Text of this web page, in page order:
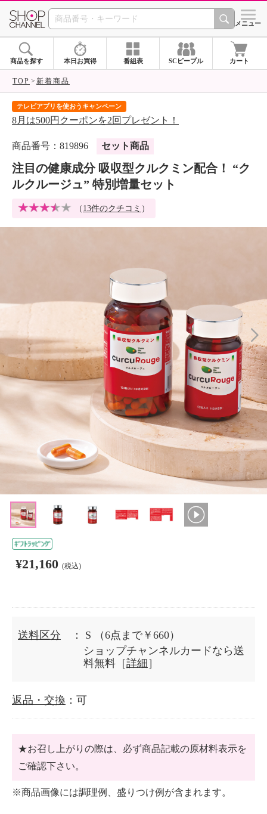
SHOP CHANNEL シメニュー
商品を探す 本日お買得 番組表 SCピープル カート
TOP 新着商品
テレビアプリを使おうキャンペーン
8月は500円クーポンを2回プレゼント！
商品番号：819896 セット商品
注目の健康成分 吸収型クルクミン配合！ “ク
ルクルージュ” 特別増量セット
（ 13件のクチコミ ）
¥21,160 (税込)
送料区分 ： S
（6点まで￥660）
ショップチャンネルカードなら送
料無料［詳細 ］
返品・交換 ：可
★お召し上がりの際は、必ず商品記載の原材料表示を
ご確認下さい。
※商品画像には調理例、盛りつけ例が含まれます。